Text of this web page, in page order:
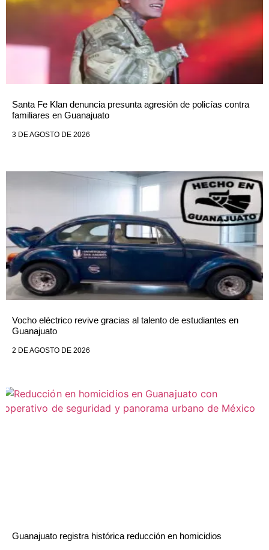
Santa Fe Klan denuncia presunta agresión de policías contra
familiares en Guanajuato
3 DE AGOSTO DE 2026
Vocho eléctrico revive gracias al talento de estudiantes en
Guanajuato
2 DE AGOSTO DE 2026
Guanajuato registra histórica reducción en homicidios